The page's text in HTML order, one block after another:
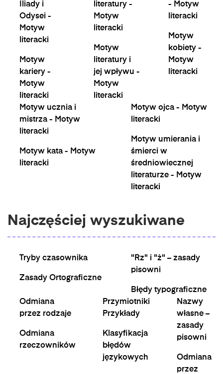
Iliady i
Odysei -
Motyw
literacki
Motyw
kariery -
Motyw
literacki
literatury -
Motyw
literacki
Motyw
literatury i
jej wpływu -
Motyw
literacki
- Motyw
literacki
Motyw
kobiety -
Motyw
literacki
Motyw ucznia i
mistrza - Motyw
literacki
Motyw kata - Motyw
literacki
Motyw ojca - Motyw
literacki
Motyw umierania i
śmierci w
średniowiecznej
literaturze - Motyw
literacki
Najczęściej wyszukiwane
Tryby czasownika
Zasady Ortograficzne
"Rz" i "ż" – zasady
pisowni
Błędy typograficzne
Odmiana
przez rodzaje
Odmiana
rzeczowników
Przymiotniki
Przykłady
Klasyfikacja
błędów
językowych
Nazwy
własne –
zasady
pisowni
Odmiana
przez